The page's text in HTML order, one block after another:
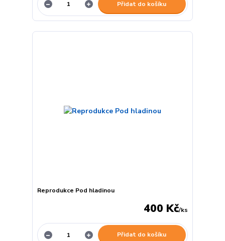
Přidat do košíku
Reprodukce Pod hladinou
400 Kč/ks
Přidat do košíku